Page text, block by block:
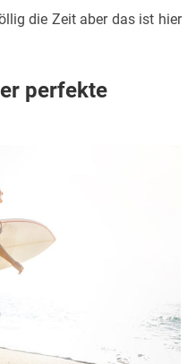
die Zeit aber das ist hier
perfekte